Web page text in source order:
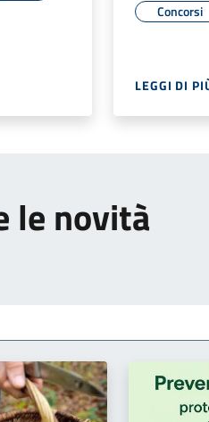
Concorsi
LEGGI DI
le novità